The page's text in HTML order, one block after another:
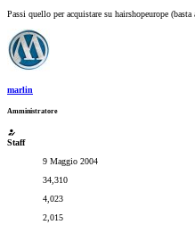
Passi quello per acquistare su hairshopeurope
marlin
Amministratore
Staff
9 Maggio 2004
34,310
4,023
2,015